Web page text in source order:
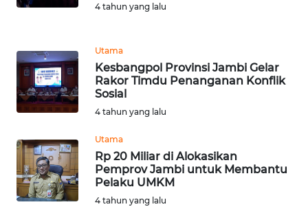
4 tahun yang lalu
Utama
Kesbangpol Provinsi Jambi Gelar
Rakor Timdu Penanganan Konflik
Sosial
4 tahun yang lalu
Utama
Rp 20 Miliar di Alokasikan
Pemprov Jambi untuk Membantu
Pelaku UMKM
4 tahun yang lalu
WN
WN
SULUT
WN
WN
MALUT